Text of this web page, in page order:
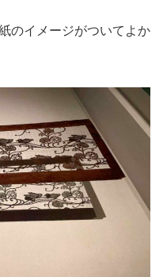
のイメージがついてよか